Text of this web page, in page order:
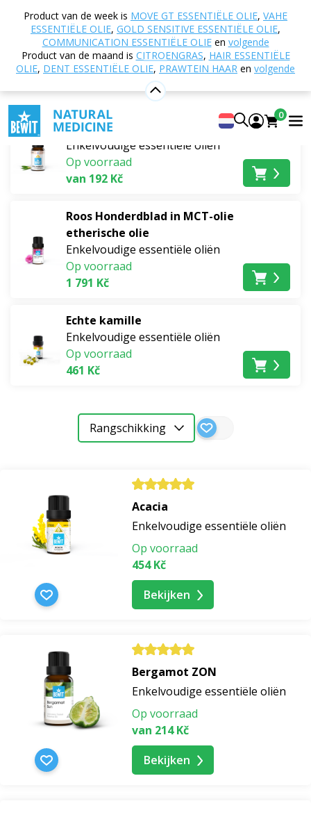
Product van de week is MOVE GT ESSENTIËLE OLIE, VAHE
ESSENTIËLE OLIE, GOLD SENSITIVE ESSENTIËLE OLIE,
COMMUNICATION ESSENTIËLE OLIEen volgende
Product van de maand is CITROENGRAS, HAIR ESSENTIËLE
OLIE, DENT ESSENTIËLE OLIE, PRAWTEIN HAAR en volgende
0
E-shop Aromatherapie
Etherische oliën
Enkelvoudige essentiële oliën
Floraal
Floraal
Bestsellers
Palmarosa
Enkelvoudige essentiële oliën
Op voorraad
van 192 Kč
Roos Honderdblad in MCT-olie
etherische olie
Enkelvoudige essentiële oliën
Op voorraad
1 791 Kč
Echte kamille
Enkelvoudige essentiële oliën
Op voorraad
461 Kč
Rangschikking
Acacia
Enkelvoudige essentiële oliën
Op voorraad
454 Kč
Bekijken
Bergamot ZON
Enkelvoudige essentiële oliën
Op voorraad
van 214 Kč
Bekijken